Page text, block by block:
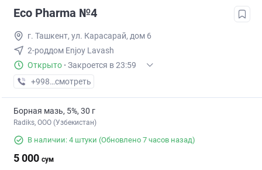
Eco Pharma №4
г. Ташкент, ул. Карасарай, дом 6
2-роддом Enjoy Lavash
Открыто · Закроется в 23:59
+998 (55) XXX-XX-XX
смотреть
Борная мазь, 5%, 30 г
Radiks, ООО (Узбекистан)
В наличии: 4 штуки (Обновлено 7 часов назад)
5 000 сум